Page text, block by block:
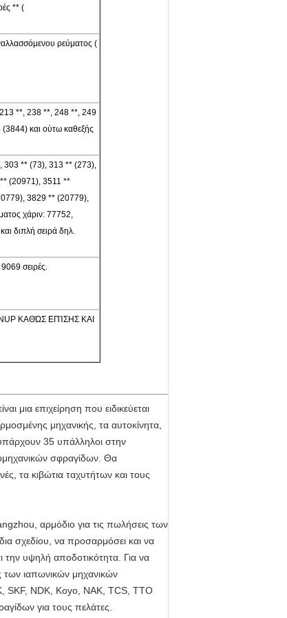
** (
ρεύματος (
**, 238 **, 248 **, 249
(3844) και ούτω καθεξής
303 ** (73), 313 ** (273),
(20971), 3511 **
3829 ** (20779),
χάριν: 77752,
διπλή σειρά δηλ.
σειρές.
ΚΑΘΏΣ ΕΠΊΣΗΣ ΚΑΙ
μια επιχείρηση που ειδικεύεται
μηχανικής, τα αυτοκίνητα,
35 υπάλληλοι στην
σφραγίδων. Θα
τα κιβώτια ταχυτήτων και τους
αρμόδιο για τις πωλήσεις των
σχεδίου, να προσαρμόσει και να
την υψηλή αποδοτικότητα. Για να
των ιαπωνικών μηχανικών
SKF, NDK, Koyo, NAK, TCS, TTO
για τους πελάτες.